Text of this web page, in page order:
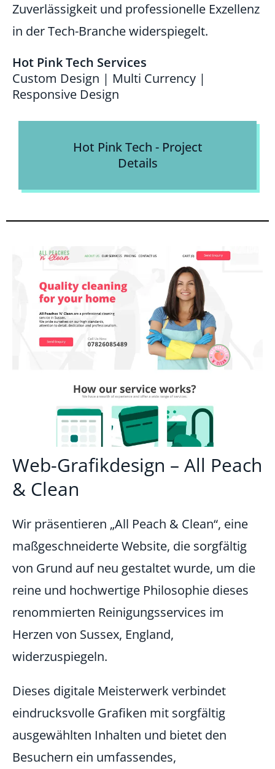
Zuverlässigkeit und professionelle Exzellenz
in der Tech-Branche widerspiegelt.
Hot Pink Tech Services
Custom Design | Multi Currency |
Responsive Design
Hot Pink Tech - Project
Details
Web-Grafikdesign – All Peach
& Clean
Wir präsentieren „All Peach & Clean“, eine
maßgeschneiderte Website, die sorgfältig
von Grund auf neu gestaltet wurde, um die
reine und hochwertige Philosophie dieses
renommierten Reinigungsservices im
Herzen von Sussex, England,
widerzuspiegeln.
Dieses digitale Meisterwerk verbindet
eindrucksvolle Grafiken mit sorgfältig
ausgewählten Inhalten und bietet den
Besuchern ein umfassendes,